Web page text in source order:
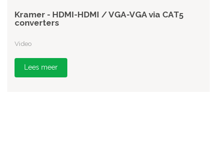
Kramer - HDMI-HDMI / VGA-VGA via CAT5
converters
Video
Lees meer